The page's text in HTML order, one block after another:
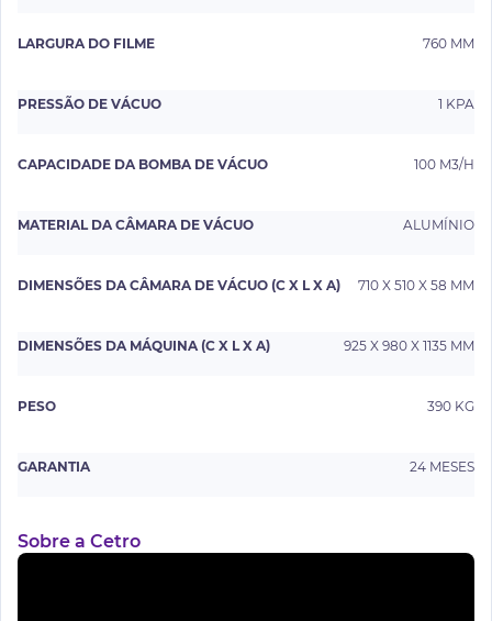
LARGURA DO FILME 760 MM
PRESSÃO DE VÁCUO 1 KPA
CAPACIDADE DA BOMBA DE VÁCUO 100 M3∕H
MATERIAL DA CÂMARA DE VÁCUO ALUMÍNIO
DIMENSÕES DA CÂMARA DE VÁCUO (C X L X A) 710 X 510 X 58 MM
DIMENSÕES DA MÁQUINA (C X L X A) 925 X 980 X 1135 MM
PESO 390 KG
GARANTIA 24 MESES
Sobre a Cetro